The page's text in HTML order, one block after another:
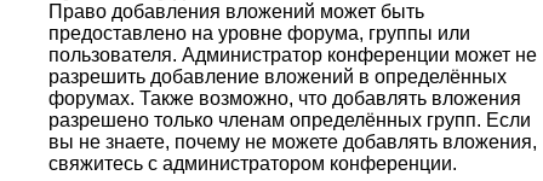
Право добавления вложений может быть
предоставлено на уровне форума, группы или
пользователя. Администратор конференции может не
разрешить добавление вложений в определённых
форумах. Также возможно, что добавлять вложения
разрешено только членам определённых групп. Если
вы не знаете, почему не можете добавлять вложения,
свяжитесь с администратором конференции.